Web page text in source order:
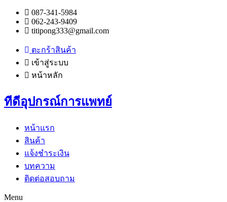
087-341-5984
062-243-9409
titipong333@gmail.com
ตะกร้าสินค้า
เข้าสู่ระบบ
หน้าหลัก
ทีดีอุปกรณ์การแพทย์
หน้าแรก
สินค้า
แจ้งชำระเงิน
บทความ
ติดต่อสอบถาม
Menu